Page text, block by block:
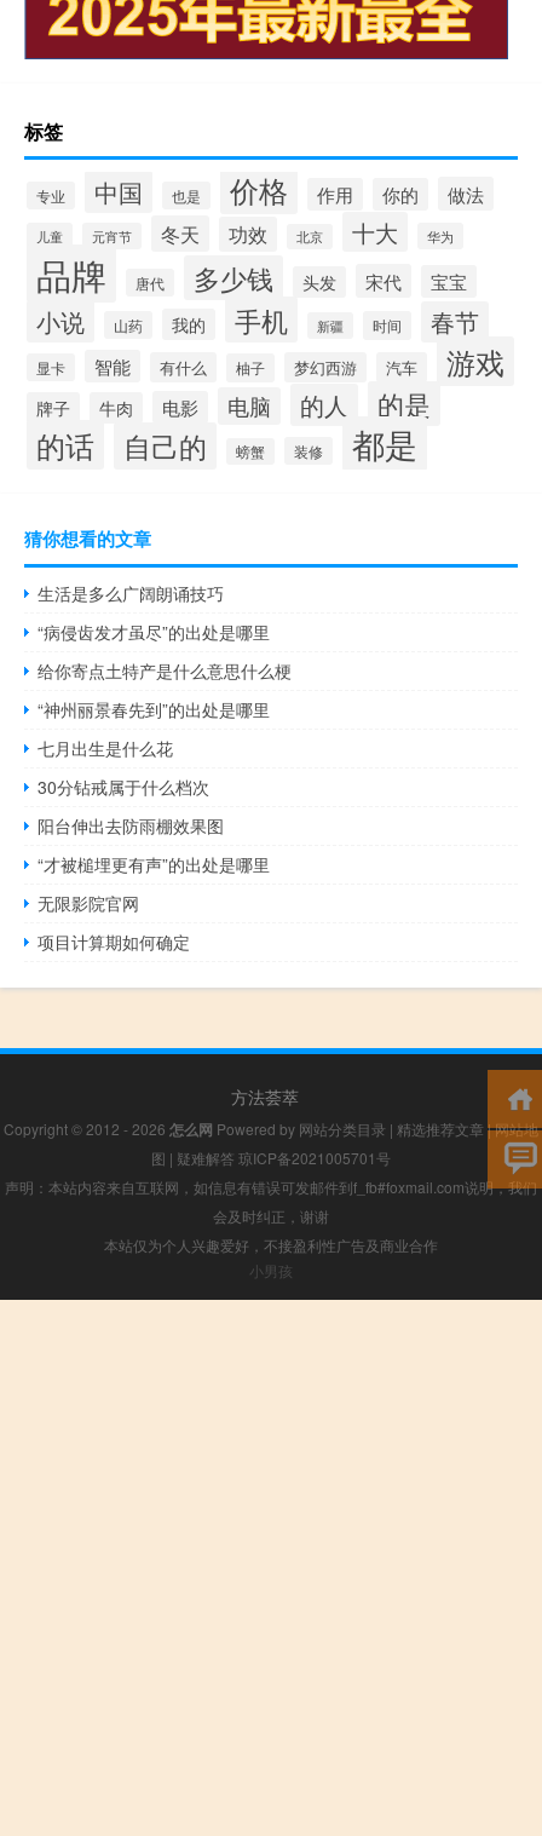
标签
专业 中国 也是 价格 作用 你的 做法
儿童 元宵节 冬天 功效 北京 十大 华为
品牌 唐代 多少钱 头发 宋代 宝宝
小说 山药 我的 手机 新疆 时间 春节
显卡 智能 有什么 柚子 梦幻西游 汽车 游戏
牌子 牛肉 电影 电脑 的人 的是
的话 自己的 螃蟹 装修 都是
猜你想看的文章
生活是多么广阔朗诵技巧
“病侵齿发才虽尽”的出处是哪里
给你寄点土特产是什么意思什么梗
“神州丽景春先到”的出处是哪里
七月出生是什么花
30分钻戒属于什么档次
阳台伸出去防雨棚效果图
“才被槌埋更有声”的出处是哪里
无限影院官网
项目计算期如何确定
方法荟萃
Copyright © 2012 - 2026 怎么网 Powered by 网站分类目录 | 精选推荐文章 |网站地
图 | 疑难解答 琼ICP备2021005701号
声明：本站内容来自互联网，如信息有错误可发邮件到f_fb#foxmail.com说明，我们
会及时纠正，谢谢
本站仅为个人兴趣爱好，不接盈利性广告及商业合作
小男孩